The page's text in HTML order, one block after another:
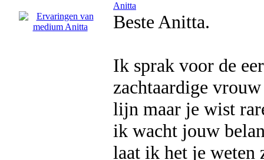
Anitta
Beste Anitta.
Ik sprak voor de
zachtaardige
lijn maar je wist
ik wacht jouw
laat ik het je weten